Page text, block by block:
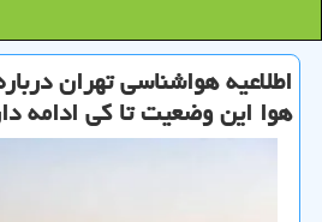
اطلاعیه هواشناسی تهران
هوا این وضعیت تا کی ادامه